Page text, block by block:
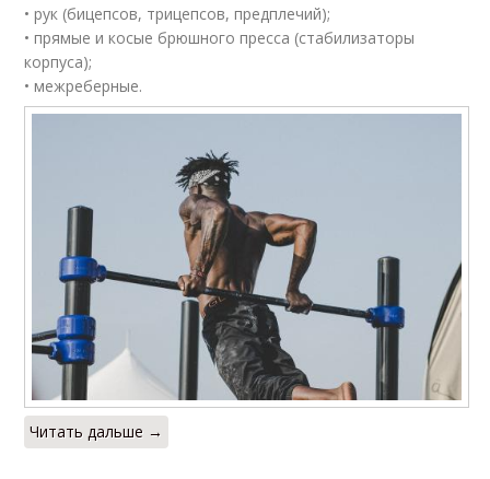
• рук (бицепсов, трицепсов, предплечий);
• прямые и косые брюшного пресса (стабилизаторы
корпуса);
• межреберные.
Читать дальше →